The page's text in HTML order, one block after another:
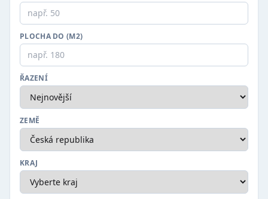
PLOCHA DO (M2)
ŘAZENÍ
ZEMĚ
KRAJ